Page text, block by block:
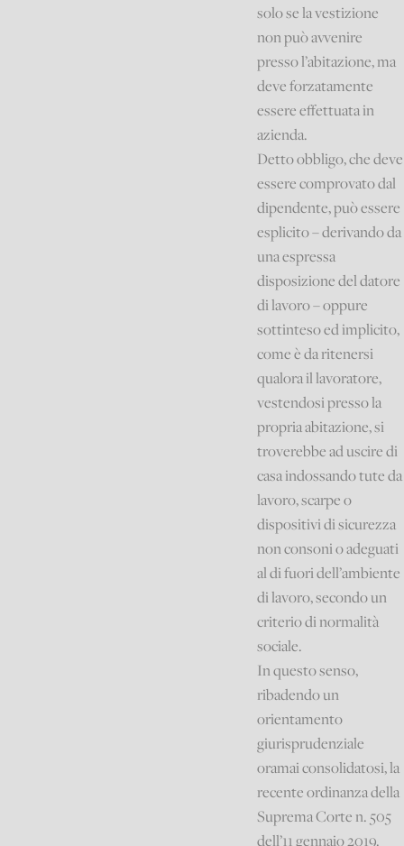
solo se la vestizione
non può avvenire
presso l’abitazione, ma
deve forzatamente
essere effettuata in
azienda.
Detto obbligo, che deve
essere comprovato dal
dipendente, può essere
esplicito – derivando da
una espressa
disposizione del datore
di lavoro – oppure
sottinteso ed implicito,
come è da ritenersi
qualora il lavoratore,
vestendosi presso la
propria abitazione, si
troverebbe ad uscire di
casa indossando tute da
lavoro, scarpe o
dispositivi di sicurezza
non consoni o adeguati
al di fuori dell’ambiente
di lavoro, secondo un
criterio di normalità
sociale.
In questo senso,
ribadendo un
orientamento
giurisprudenziale
oramai consolidatosi, la
recente ordinanza della
Suprema Corte n. 505
dell’11 gennaio 2019.